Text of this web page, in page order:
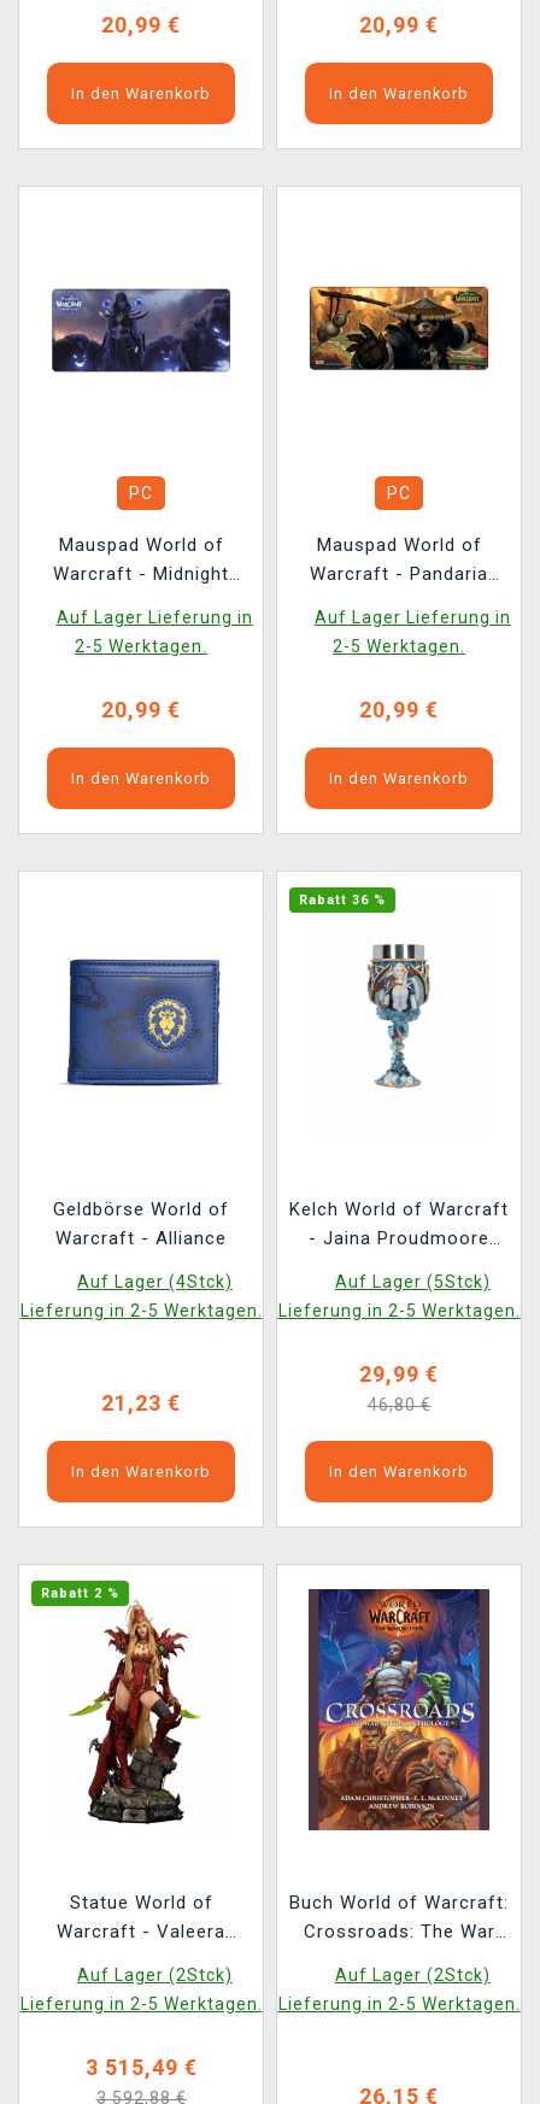
20,99 €
In den Warenkorb
20,99 €
In den Warenkorb
PC
Mauspad World of
Warcraft - Midnight
Auf Lager Lieferung in
2-5 Werktagen.
20,99 €
In den Warenkorb
PC
Mauspad World of
Warcraft - Pandaria
Auf Lager Lieferung in
2-5 Werktagen.
20,99 €
In den Warenkorb
Geldbörse World of
Warcraft - Alliance
Auf Lager (4Stck)
Lieferung in 2-5 Werktagen.
21,23 €
In den Warenkorb
Rabatt 36 %
Kelch World of Warcraft
- Jaina Proudmoore
Auf Lager (5Stck)
Lieferung in 2-5 Werktagen.
29,99 €
46,80 €
In den Warenkorb
Rabatt 2 %
Statue World of
Warcraft - Valeera
(Infinity Studio)
Auf Lager (2Stck)
Lieferung in 2-5 Werktagen.
3 515,49 €
3 592,88 €
Buch World of Warcraft:
Crossroads: The War
Auf Lager (2Stck)
Lieferung in 2-5 Werktagen.
26,15 €